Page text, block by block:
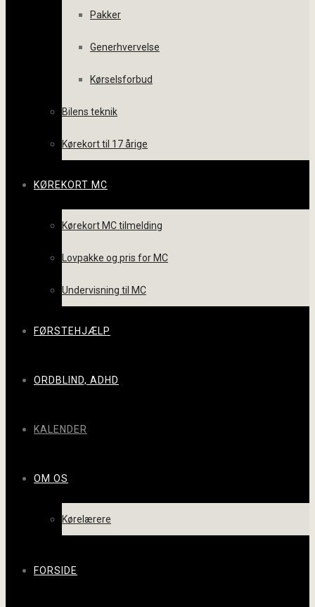
Pakker
Generhvervelse
Kørselsforbud
Bilens teknik
Kørekort til 17 årige
KØREKORT MC
Kørekort MC tilmelding
Lovpakke og pris for MC
Undervisning til MC
FØRSTEHJÆLP
ORDBLIND, ADHD
KALENDER
OM OS
Kørelærere
FORSIDE